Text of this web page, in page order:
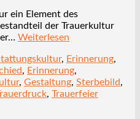
ein Element des
der Trauerkultur
Weiterlesen
, Erinnerung,
, Erinnerung,
, Gestaltung, Sterbebild,
, Trauerfeier